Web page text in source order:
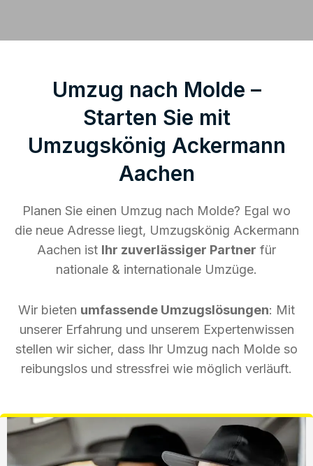
Umzug nach Molde –
Starten Sie mit
Umzugskönig Ackermann
Aachen
Planen Sie einen Umzug nach Molde? Egal wo
die neue Adresse liegt, Umzugskönig Ackermann
Aachen ist Ihr zuverlässiger Partner für
nationale & internationale Umzüge.
Wir bieten umfassende Umzugslösungen: Mit
unserer Erfahrung und unserem Expertenwissen
stellen wir sicher, dass Ihr Umzug nach Molde so
reibungslos und stressfrei wie möglich verläuft.